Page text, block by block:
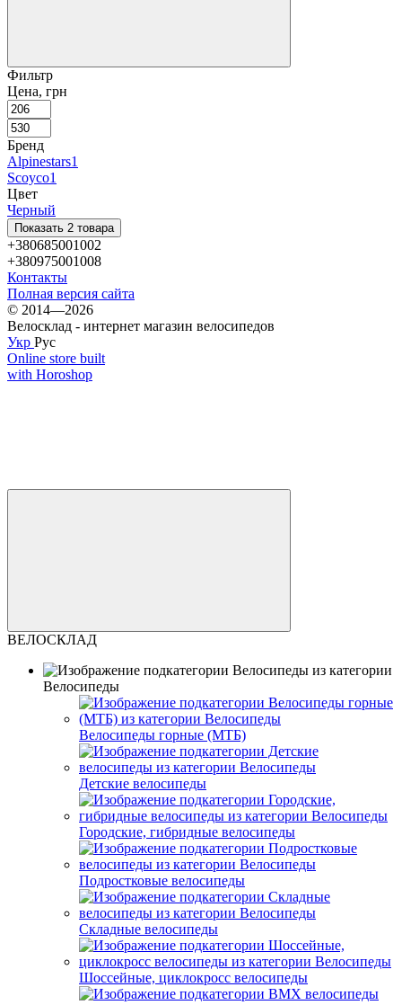
Фильтр
Цена, грн
Бренд
Alpinestars1
Scoyco1
Цвет
Черный
Показать 2 товара
+380685001002
+380975001008
Контакты
Полная версия сайта
© 2014—2026
Велосклад - интернет магазин велосипедов
Укр Рус
Online store built
with Horoshop
ВЕЛОСКЛАД
Велосипеды
Велосипеды горные (МТБ)
Детские велосипеды
Городские, гибридные велосипеды
Подростковые велосипеды
Складные велосипеды
Шоссейные, циклокросс велосипеды